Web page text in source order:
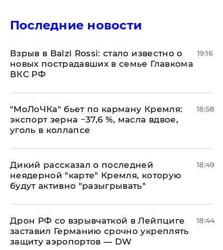
Последние новости
Взрыв в Balzi Rossi: стало известно о
новых пострадавших в семье Главкома
ВКС РФ
19:16
​"МоЛоЧКа" бьет по карману Кремля:
экспорт зерна −37,6 %, масла вдвое,
уголь в коллапсе
18:58
Дикий рассказал о последней
неядерной "карте" Кремля, которую
будут активно "разыгрывать"
18:49
​Дрон РФ со взрывчаткой в Лейпциге
заставил Германию срочно укреплять
защиту аэропортов — DW
18:44